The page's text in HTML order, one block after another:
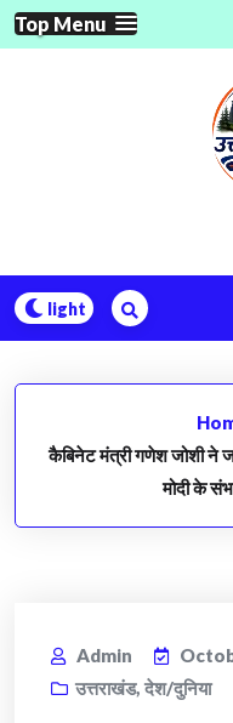
Skip
to
Top Menu
कैबिनेट मंत्री गणेश जोशी ने
मोदी के
Admin
उत्तराखंड, देश/दुनिया